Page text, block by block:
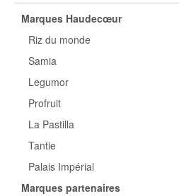
Marques Haudecœur
Riz du monde
Samia
Legumor
Profruit
La Pastilla
Tantie
Palais Impérial
Marques partenaires